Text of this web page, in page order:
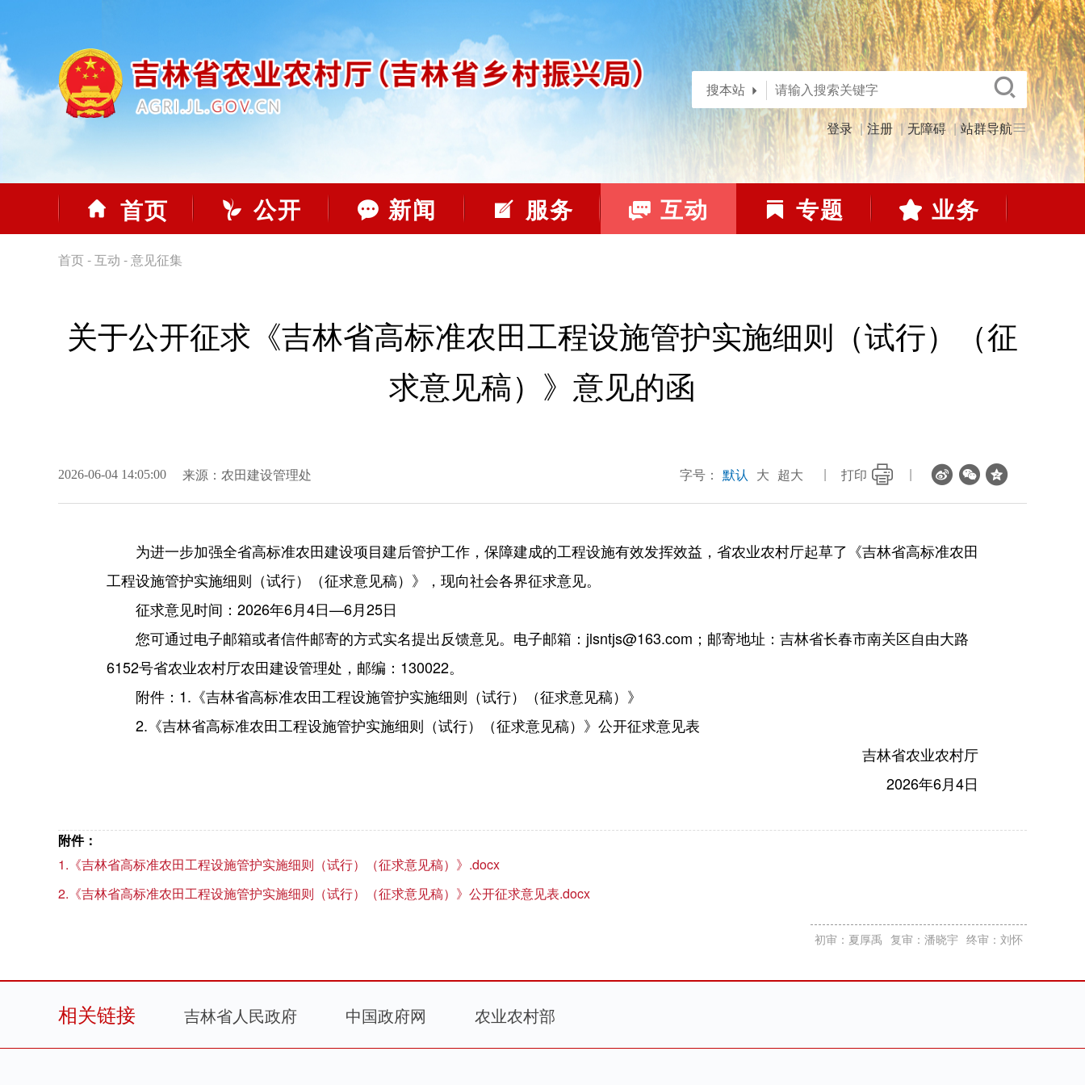
搜本站
登录 注册 无障碍 站群导航
首页 公开 新闻 服务 互动 专题 业务
首页-互动 -意见征集
关于公开征求《吉林省高标准农田工程设施管护实施细则（试行）（征
求意见稿）》意见的函
2026-06-04 14:05:00 来源： 农田建设管理处 字号： 默认 大 超大 打印
为进一步加强全省高标准农田建设项目建后管护工作，保障建成的工程设施有效发挥效益，省农业农村厅起草了《吉林省高标准农田
工程设施管护实施细则（试行）（征求意见稿）》，现向社会各界征求意见。
征求意见时间：2026年6月4日—6月25日
您可通过电子邮箱或者信件邮寄的方式实名提出反馈意见。电子邮箱：jlsntjs@163.com；邮寄地址：吉林省长春市南关区自由大路
6152号省农业农村厅农田建设管理处，邮编：130022。
附件：1.《吉林省高标准农田工程设施管护实施细则（试行）（征求意见稿）》
2.《吉林省高标准农田工程设施管护实施细则（试行）
（征求意见稿）》公开征求意见表
吉林省农业农村厅
2026年6月4日
附件：
1.《吉林省高标准农田工程设施管护实施细则（试行）（征求意见稿）》.docx
2.《吉林省高标准农田工程设施管护实施细则（试行）（征求意见稿）》公开征求意见表.docx
初审：夏厚禹 复审：潘晓宇 终审：刘怀
相关链接 吉林省人民政府 中国政府网 农业农村部